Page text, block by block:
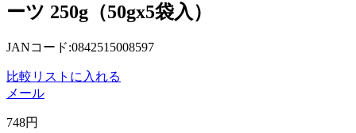
ーツ 250g（50gx5袋入）
JANコード:0842515008597
比較リストに入れる
メール
748円